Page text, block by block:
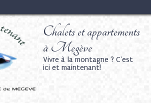
Chalets et appartements
à Megève
Vivre à la montagne ? C'est
ici et maintenant!